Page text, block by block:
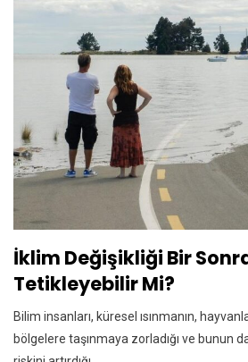
İklim Değişikliği Bir
Tetikleyebilir Mi?
Bilim insanları, küresel ısınmanın,
bölgelere taşınmaya zorladığı ve bunun